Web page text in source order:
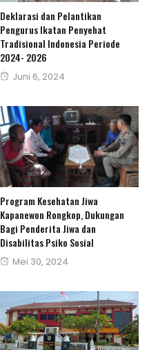
Deklarasi dan Pelantikan
Pengurus Ikatan Penyehat
Tradisional Indonesia Periode
2024- 2026
Posted
Juni 6, 2024
Program Kesehatan Jiwa
Kapanewon Rongkop, Dukungan
Bagi Penderita Jiwa dan
Disabilitas Psiko Sosial
Posted
Mei 30, 2024